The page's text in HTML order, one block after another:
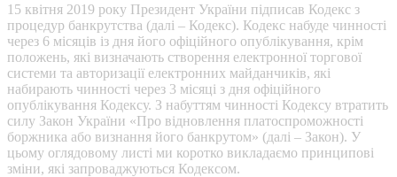
15 квітня 2019 року Президент України підписав Кодекс з
процедур банкрутства (далі – Кодекс). Кодекс набуде чинності
через 6 місяців із дня його офіційного опублікування, крім
положень, які визначають створення електронної торгової
системи та авторизації електронних майданчиків, які
набирають чинності через 3 місяці з дня офіційного
опублікування Кодексу. З набуттям чинності Кодексу втратить
силу Закон України «Про відновлення платоспроможності
боржника або визнання його банкрутом» (далі – Закон). У
цьому оглядовому листі ми коротко викладаємо принципові
зміни, які запроваджуються Кодексом.